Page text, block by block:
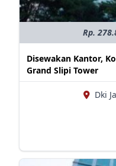
Rp.
Disewakan Kantor,
Grand Slipi Tower
Dki